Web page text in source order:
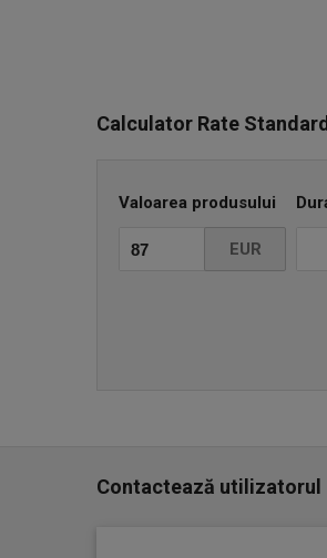
Calculator Rate
Valoarea produsului
EUR
Contactează utilizatorul